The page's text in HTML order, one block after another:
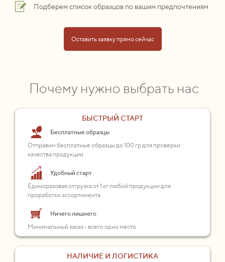
Подберем список образцов по вашим предпочтениям
Оставить заявку прямо сейчас
Почему нужно выбрать нас
БЫСТРЫЙ СТАРТ
Бесплатные образцы
Отправим бесплатные образцы до 100 гр для проверки
качества продукции
Удобный старт
Единоразовая отгрузка от 1 кг любой продукции для
проработки ассортимента
Ничего лишнего
Минимальный заказ - всего одно место
НАЛИЧИЕ И ЛОГИСТИКА